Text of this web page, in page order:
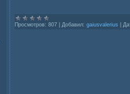
Просмотров: 807 Добавил: gaiusvalerius